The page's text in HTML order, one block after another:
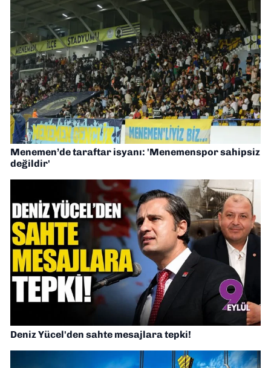
Menemen’de taraftar isyanı: 'Menemenspor sahipsiz
değildir'
Deniz Yücel'den sahte mesajlara tepki!